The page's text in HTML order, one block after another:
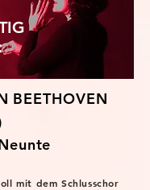
BEETHOVEN
mit dem Schlusschor